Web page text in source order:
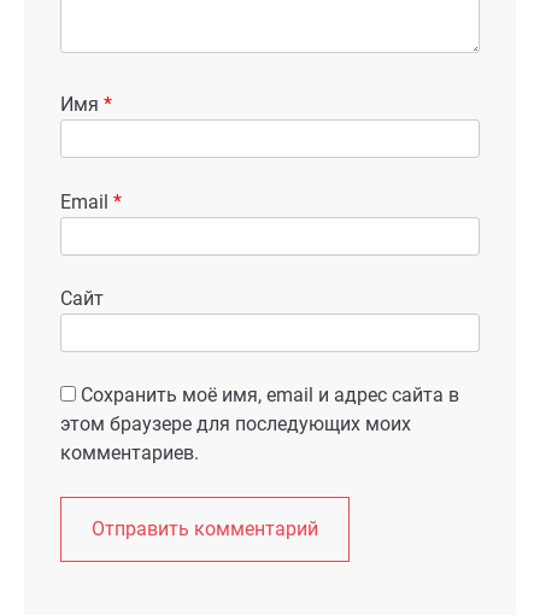
Имя *
Email *
Сайт
Сохранить моё имя, email и адрес сайта в
этом браузере для последующих моих
комментариев.